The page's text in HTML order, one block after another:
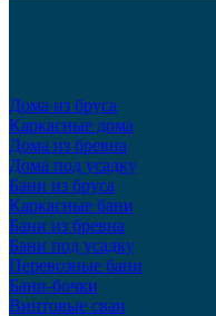
Дома из бруса
Каркасные дома
Дома из бревна
Дома под усадку
Бани из бруса
Каркасные бани
Бани из бревна
Бани под усадку
Перевозные бани
Бани-бочки
Винтовые сваи